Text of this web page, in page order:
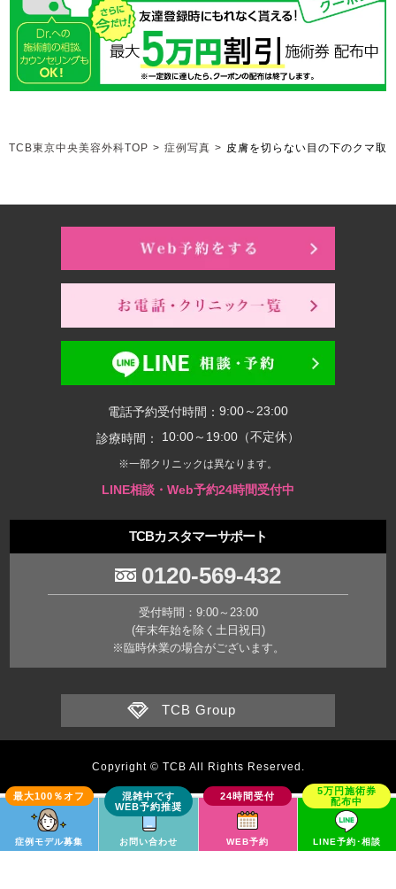
TCB東京中央美容外科TOP > 症例写真 > 皮膚を切らない目の下のクマ取
電話予約受付時間： 9:00～23:00
診療時間：
10:00～19:00（不定休）
※一部クリニックは異なります。
LINE相談・Web予約24時間受付中
TCBカスタマーサポート
0120-569-432
受付時間：9:00～23:00
(年末年始を除く土日祝日)
※臨時休業の場合がございます。
TCB Group
症例モデル募集 お問い合わせ WEB予約 LINE予約･相談
Copyright © TCB All Rights Reserved.